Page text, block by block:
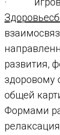
развития,
здоровому
общей
Формами